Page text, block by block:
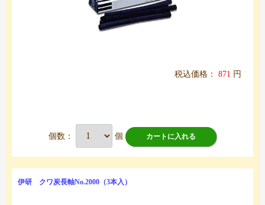
税込価格： 871 円
個数： 個 カートに入れる
伊研 クワ炭長軸No.2000（3本入）